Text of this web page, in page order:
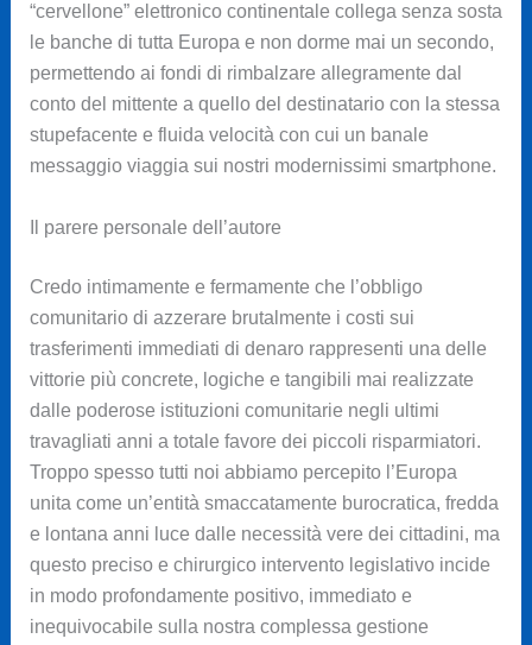
“cervellone” elettronico continentale collega senza sosta
le banche di tutta Europa e non dorme mai un secondo,
permettendo ai fondi di rimbalzare allegramente dal
conto del mittente a quello del destinatario con la stessa
stupefacente e fluida velocità con cui un banale
messaggio viaggia sui nostri modernissimi smartphone.
Il parere personale dell’autore
Credo intimamente e fermamente che l’obbligo
comunitario di azzerare brutalmente i costi sui
trasferimenti immediati di denaro rappresenti una delle
vittorie più concrete, logiche e tangibili mai realizzate
dalle poderose istituzioni comunitarie negli ultimi
travagliati anni a totale favore dei piccoli risparmiatori.
Troppo spesso tutti noi abbiamo percepito l’Europa
unita come un’entità smaccatamente burocratica, fredda
e lontana anni luce dalle necessità vere dei cittadini, ma
questo preciso e chirurgico intervento legislativo incide
in modo profondamente positivo, immediato e
inequivocabile sulla nostra complessa gestione